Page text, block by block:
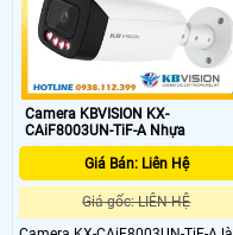
hiệu quả.
Camera KBVISION KX-
CAiF8003UN-TiF-A Nhựa
Giá Bán: Liên Hệ
Giá gốc: LIÊN HỆ